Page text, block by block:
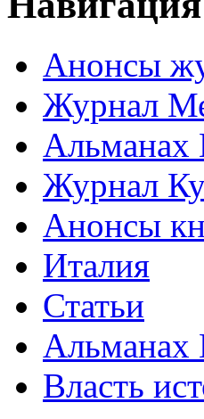
Анонсы
Журнал
Альманах
Журнал
Анонсы
Италия
Статьи
Альманах
Власть